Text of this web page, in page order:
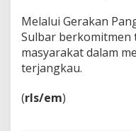
b
i
h
Melalui Gerakan
Sulbar berkomitmen
masyarakat dalam
terjangkau.
(rls/em)